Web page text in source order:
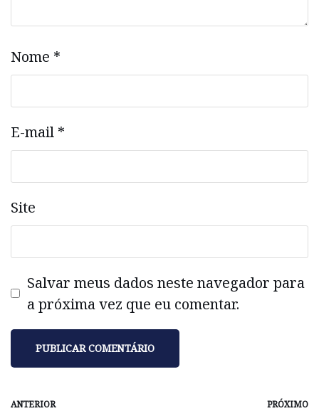
Nome *
E-mail *
Site
Salvar meus dados neste navegador para
a próxima vez que eu comentar.
ANTERIOR PRÓXIMO